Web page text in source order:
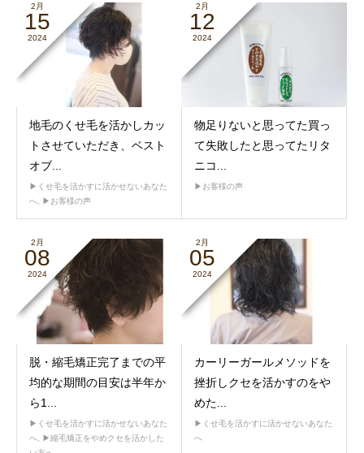
2月
15
2024
地毛のくせ毛を活かしカッ
トさせていただき、ベスト
オブ...
▶︎くせ毛を活かすに活かせないあなた
へ
▶︎お客様の声
2月
12
2024
物足りないと思ってた買っ
て失敗したと思ってたリタ
ニコ...
▶︎お客様の声
2月
08
2024
脱・縮毛矯正完了までの平
均的な期間の目安は半年か
ら1...
▶︎くせ毛を活かすに活かせないあなた
へ
▶︎縮毛矯正をやめクセを活かした
2月
05
2024
カーリーガールメソッドを
挫折しクセを活かすのをや
めた...
▶︎くせ毛を活かすに活かせないあなた
へ